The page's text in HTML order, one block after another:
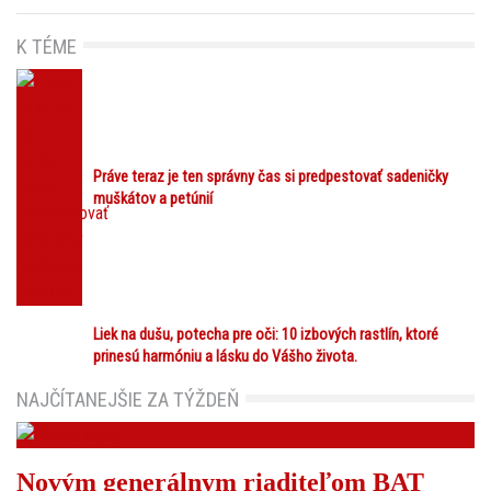
K TÉME
Práve teraz je ten správny čas si predpestovať sadeničky
muškátov a petúnií
Liek na dušu, potecha pre oči: 10 izbových rastlín, ktoré
prinesú harmóniu a lásku do Vášho života.
NAJČÍTANEJŠIE ZA TÝŽDEŇ
Novým generálnym riaditeľom BAT